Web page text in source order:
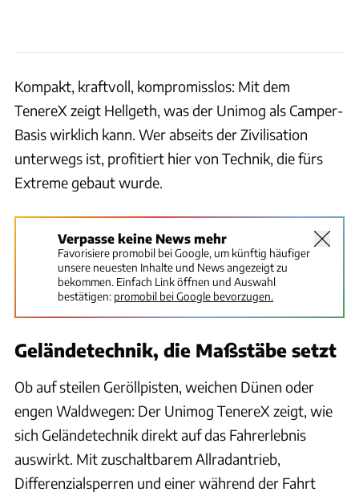
Kompakt, kraftvoll, kompromisslos: Mit dem
TenereX zeigt Hellgeth, was der Unimog als Camper-
Basis wirklich kann. Wer abseits der Zivilisation
unterwegs ist, profitiert hier von Technik, die fürs
Extreme gebaut wurde.
Verpasse keine News mehr
Favorisiere promobil bei Google, um künftig häufiger
unsere neuesten Inhalte und News angezeigt zu
bekommen. Einfach Link öffnen und Auswahl
bestätigen: promobil bei Google bevorzugen.
Geländetechnik, die Maßstäbe setzt
Ob auf steilen Geröllpisten, weichen Dünen oder
engen Waldwegen: Der Unimog TenereX zeigt, wie
sich Geländetechnik direkt auf das Fahrerlebnis
auswirkt. Mit zuschaltbarem Allradantrieb,
Differenzialsperren und einer während der Fahrt